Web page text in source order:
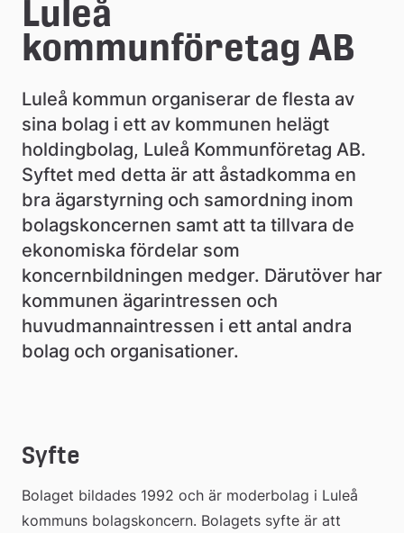
m
m
u
n
Luleå
kommunföretag AB
Luleå kommun organiserar de flesta av
sina bolag i ett av kommunen helägt
holdingbolag, Luleå Kommunföretag AB.
Syftet med detta är att åstadkomma en
bra ägarstyrning och samordning inom
bolagskoncernen samt att ta tillvara de
ekonomiska fördelar som
koncernbildningen medger. Därutöver har
kommunen ägarintressen och
huvudmannaintressen i ett antal andra
bolag och organisationer.
Syfte
Bolaget bildades 1992 och är moderbolag i Luleå
kommuns bolagskoncern. Bolagets syfte är att